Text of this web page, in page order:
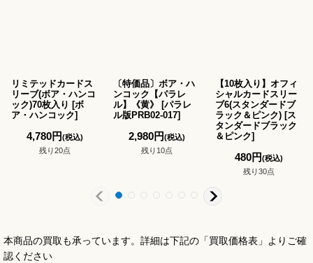
リミテッドカードス
リーブ(ボア・ハンコ
ック)70枚入り [ボ
ア・ハンコック]
4,780円(税込)
残り20点
〔特価品〕ボア・ハ
ンコック【パラレ
ル】《黄》
[パラレ
ル版PRB02-017]
2,980円(税込)
残り10点
【10枚入り】オフィ
シャルカードスリー
ブ6(スタンダードブ
ラック＆ピンク) [ス
タンダードブラック
＆ピンク]
480円(税込)
残り30点
本商品の買取も承っています。詳細は下記の「買取価格表」よりご確
認ください